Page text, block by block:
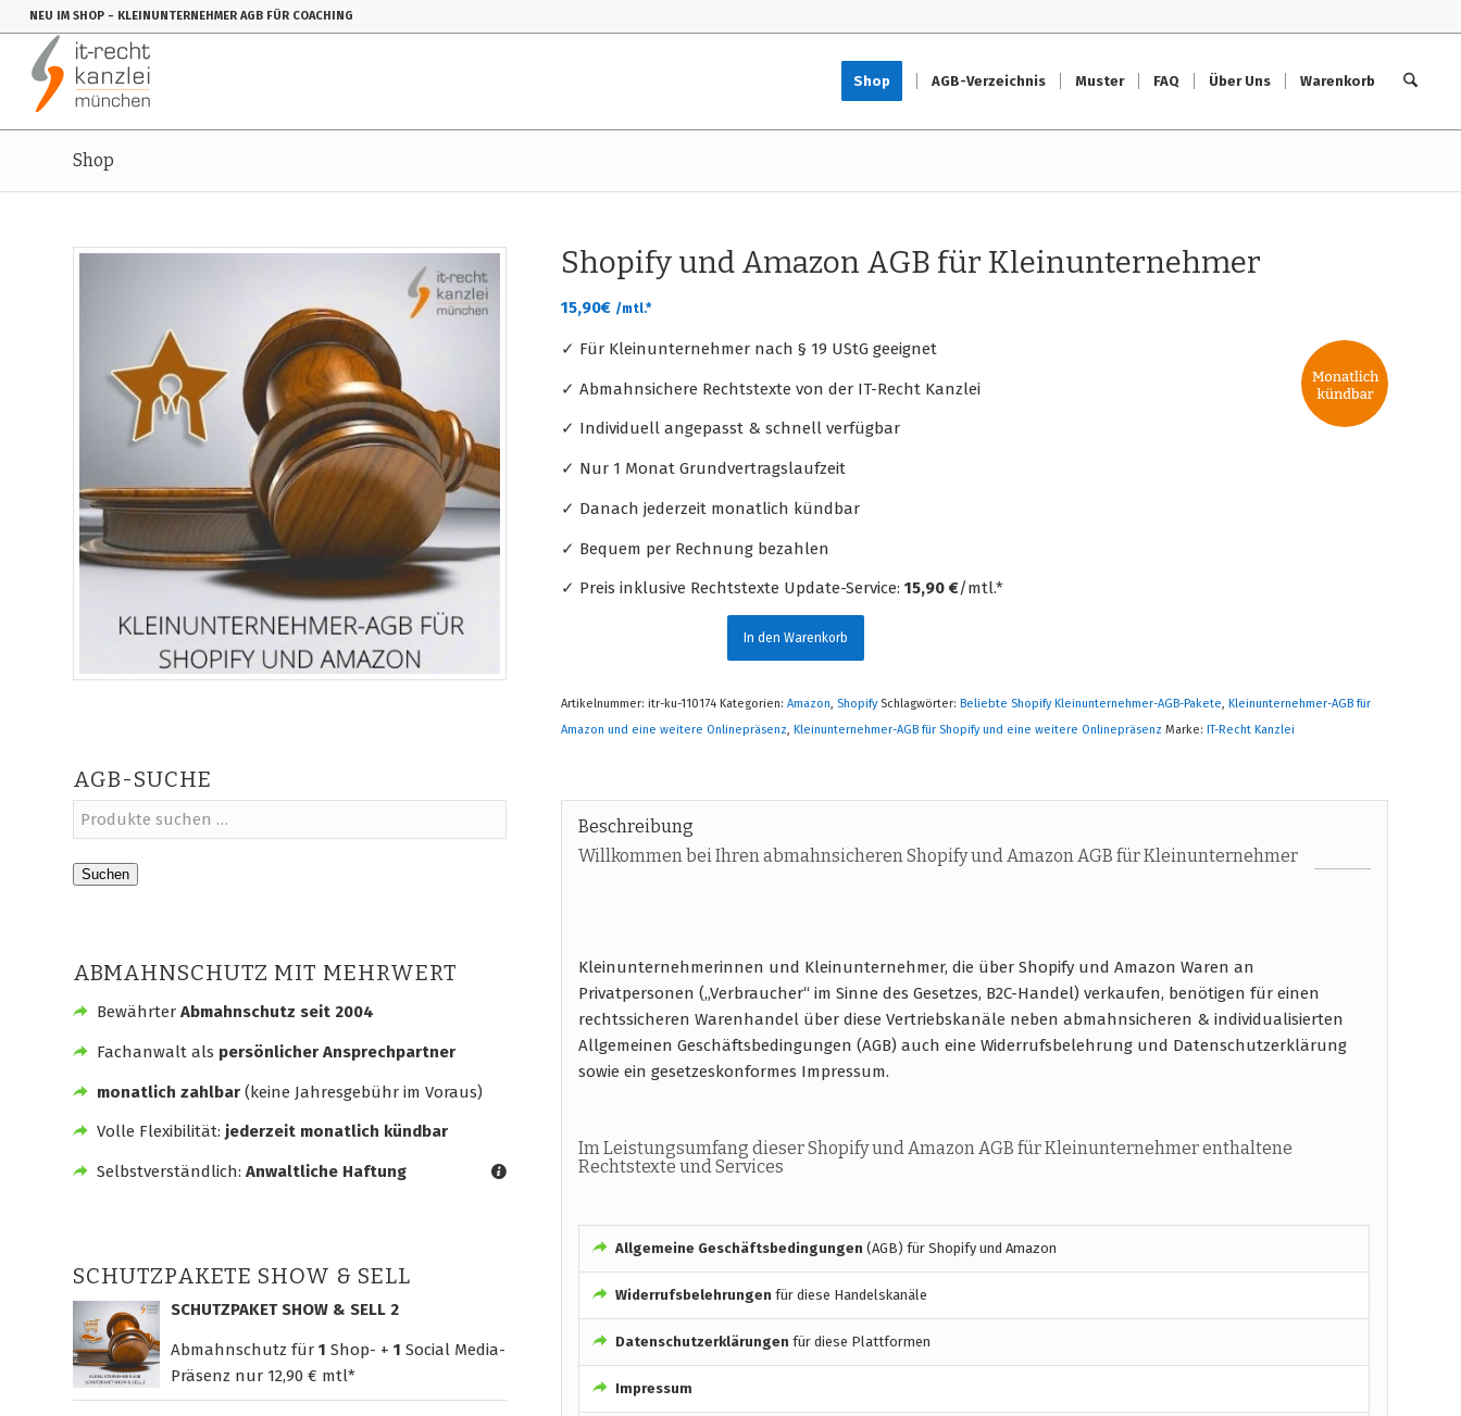
NEU IM SHOP - KLEINUNTERNEHMER AGB FÜR COACHING
Shop AGB-Verzeichnis Muster FAQ Über Uns Warenkorb
Shop
AGB-SUCHE
Suchen
ABMAHNSCHUTZ MIT MEHRWERT
BewährterAbmahnschutz seit 2004
Fachanwalt als persönlicher Ansprechpartner
monatlich zahlbar(keine Jahresgebühr im Voraus)
Volle Flexibilität: jederzeit monatlich kündbar
Selbstverständlich: Anwaltliche Haftung
SCHUTZPAKETE SHOW & SELL
SCHUTZPAKET SHOW & SELL 2
Abmahnschutz für 1 Shop- + 1 Social Media-
Präsenz nur 12,90 € mtl*
Shopify und Amazon AGB für Kleinunternehmer
15,90€ /mtl.*
✓ Für Kleinunternehmer nach § 19 UStG geeignet
✓ Abmahnsichere Rechtstexte von der IT-Recht Kanzlei
✓ Individuell angepasst & schnell verfügbar
✓ Nur 1 Monat Grundvertragslaufzeit
✓ Danach jederzeit monatlich kündbar
✓ Bequem per Rechnung bezahlen
✓ Preis inklusive Rechtstexte Update-Service:15,90 €/mtl.*
In den Warenkorb
Artikelnummer:itr-ku-110174 Kategorien:Amazon, Shopify Schlagwörter:Beliebte Shopify Kleinunternehmer-AGB-Pakete,Kleinunternehmer-AGB für
Amazon und eine weitere Onlinepräsenz,Kleinunternehmer-AGB für Shopify und eine weitere Onlinepräsenz Marke:IT-Recht Kanzlei
Beschreibung
Willkommen bei Ihren abmahnsicheren Shopify und Amazon AGB für Kleinunternehmer
Kleinunternehmerinnen und Kleinunternehmer, die über Shopify und Amazon Waren an
Privatpersonen („Verbraucher“ im Sinne des Gesetzes, B2C-Handel) verkaufen, benötigen für einen
rechtssicheren Warenhandel über diese Vertriebskanäle neben abmahnsicheren & individualisierten
Allgemeinen Geschäftsbedingungen (AGB) auch eine Widerrufsbelehrung und Datenschutzerklärung
sowie ein gesetzeskonformes Impressum.
Im Leistungsumfang dieser Shopify und Amazon AGB für Kleinunternehmer enthaltene
Rechtstexte und Services
Allgemeine Geschäftsbedingungen (AGB) für Shopify und Amazon
Widerrufsbelehrungen für diese Handelskanäle
Datenschutzerklärungen für diese Plattformen
Impressum